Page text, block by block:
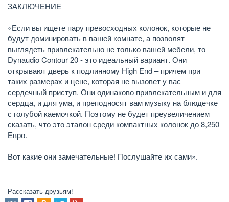
ЗАКЛЮЧЕНИЕ
«Если вы ищете пару превосходных колонок, которые не
будут доминировать в вашей комнате, а позволят
выглядеть привлекательно не только вашей мебели, то
Dynaudio Contour 20 - это идеальный вариант. Они
открывают дверь к подлинному High End – причем при
таких размерах и цене, которая не вызовет у вас
сердечный приступ. Они одинаково привлекательным и для
сердца, и для ума, и преподносят вам музыку на блюдечке
с голубой каемочкой. Поэтому не будет преувеличением
сказать, что это эталон среди компактных колонок до 8,250
Евро.
Вот какие они замечательные! Послушайте их сами».
Рассказать друзьям!